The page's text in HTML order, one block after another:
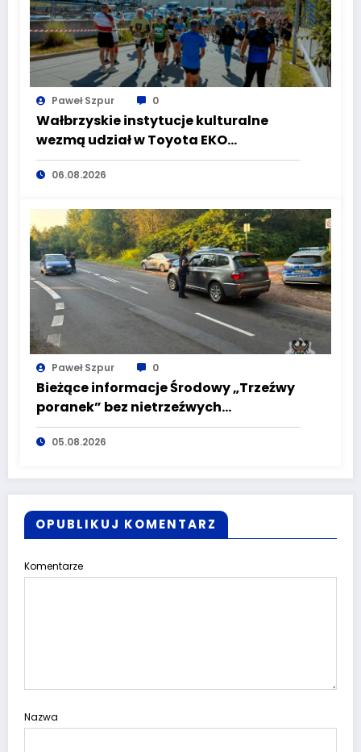
Paweł Szpur 0
Wałbrzyskie instytucje kulturalne
wezmą udział w Toyota EKO
Półmaraton Wałbrzych
06.08.2026
Paweł Szpur 0
Bieżące informacje Środowy „Trzeźwy
poranek” bez nietrzeźwych
kierujących! To cieszy!
05.08.2026
OPUBLIKUJ KOMENTARZ
Komentarze
Nazwa